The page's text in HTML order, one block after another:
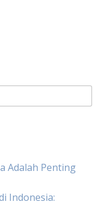
Adalah Penting
Indonesia: